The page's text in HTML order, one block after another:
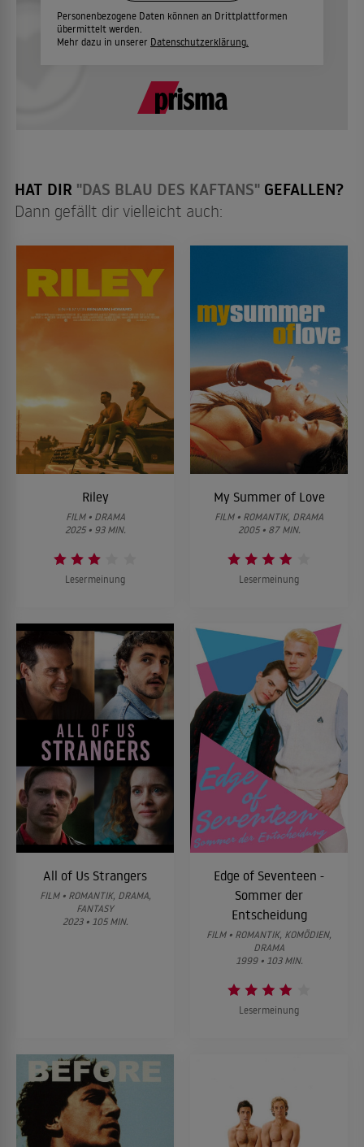
Personenbezogene Daten können an Drittplattformen
übermittelt werden.
Mehr dazu in unserer Datenschutzerklärung.
HAT DIR "DAS BLAU DES KAFTANS" GEFALLEN?
Dann gefällt dir vielleicht auch:
Riley
FILM • DRAMA
2025 • 93 MIN.
Lesermeinung
My Summer of Love
FILM • ROMANTIK, DRAMA
2005 • 87 MIN.
Lesermeinung
All of Us Strangers
FILM • ROMANTIK, DRAMA,
FANTASY
2023 • 105 MIN.
Edge of Seventeen -
Sommer der
Entscheidung
FILM • ROMANTIK, KOMÖDIEN,
DRAMA
1999 • 103 MIN.
Lesermeinung